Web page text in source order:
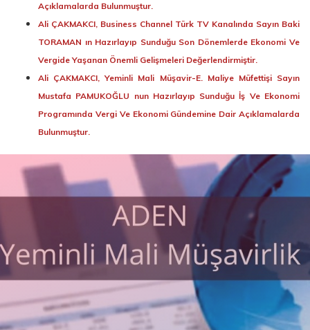
Açıklamalarda Bulunmuştur.
Ali ÇAKMAKCI, Business Channel Türk TV Kanalında Sayın Baki
TORAMAN ın Hazırlayıp Sunduğu Son Dönemlerde Ekonomi Ve
Vergide Yaşanan Önemli Gelişmeleri Değerlendirmiştir.
Ali ÇAKMAKCI, Yeminli Mali Müşavir-E. Maliye Müfettişi Sayın
Mustafa PAMUKOĞLU nun Hazırlayıp Sunduğu İş Ve Ekonomi
Programında Vergi Ve Ekonomi Gündemine Dair Açıklamalarda
Bulunmuştur.